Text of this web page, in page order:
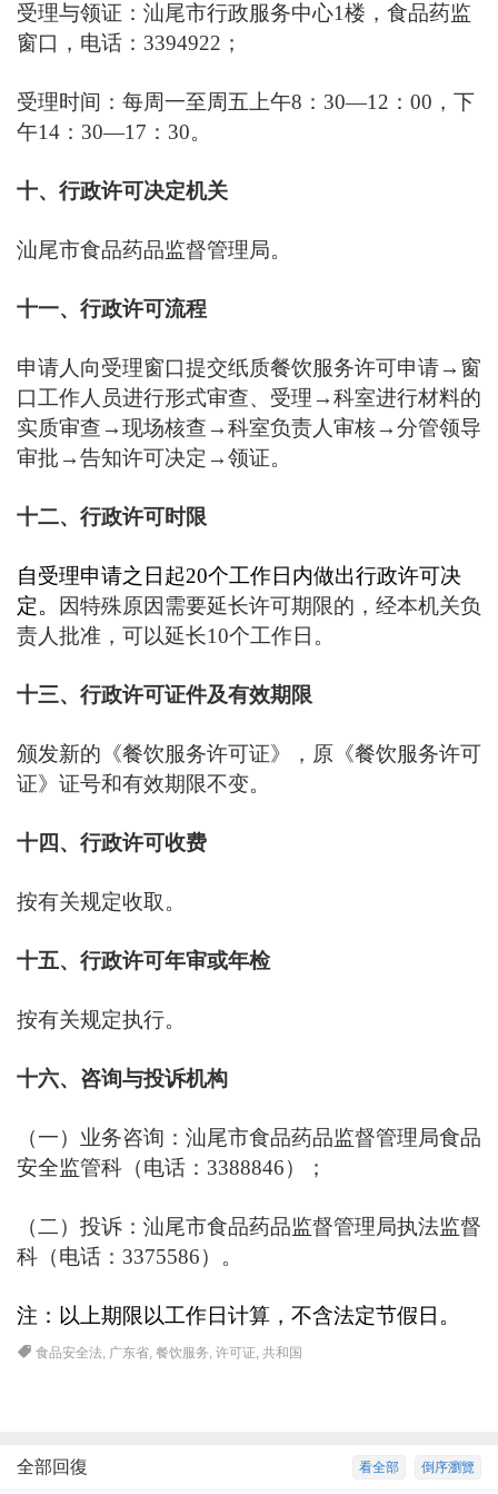
受理与领证：汕尾市行政服务中心1楼，食品药监
窗口，电话：3394922；
受理时间：每周一至周五上午8：30—12：00，下
午14：30—17：30。
十、行政许可决定机关
汕尾市食品药品监督管理局。
十一、行政许可流程
申请人向受理窗口提交纸质餐饮服务许可申请→窗
口工作人员进行形式审查、受理→科室进行材料的
实质审查→现场核查→科室负责人审核→分管领导
审批→告知许可决定→领证。
十二、行政许可时限
自受理申请之日起20个工作日内做出行政许可决
定。
因特殊原因需要延长许可期限的，经本机关负
责人批准，可以延长10个工作日。
十三、行政许可证件及有效期限
颁发新的《餐饮服务许可证》，原《餐饮服务许可
证》证号和有效期限不变。
十四、行政许可收费
按有关规定收取。
十五、行政许可年审或年检
按有关规定执行。
十六、咨询与投诉机构
（一）业务咨询：汕尾市食品药品监督管理局食品
安全监管科（电话：3388846）；
（二）投诉：汕尾市食品药品监督管理局执法监督
科（电话：3375586）。
注：以上期限以工作日计算，不含法定节假日。
食品安全法, 广东省,餐饮服务,许可证,共和国
倒序瀏覽
看全部
全部回復